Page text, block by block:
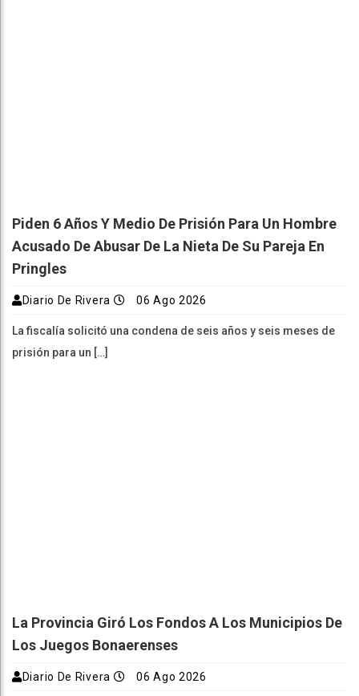
Piden 6 Años Y Medio De Prisión Para Un Hombre
Acusado De Abusar De La Nieta De Su Pareja En
Pringles
Diario De Rivera 06 Ago 2026
La fiscalía solicitó una condena de seis años y seis meses de
prisión para un […]
La Provincia Giró Los Fondos A Los Municipios De
Los Juegos Bonaerenses
Diario De Rivera 06 Ago 2026